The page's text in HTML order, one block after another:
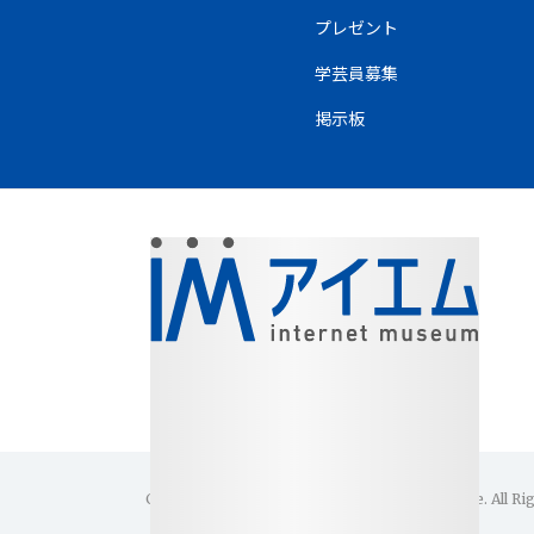
プレゼント
学芸員募集
掲示板
Copyright(C)1996-2026 Internet Museum Office. All